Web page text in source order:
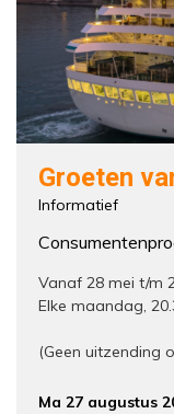
Groeten
Informatief
Vanaf 28 mei t/m
Elke maandag,
(Geen uitzending
Ma 27 augustus